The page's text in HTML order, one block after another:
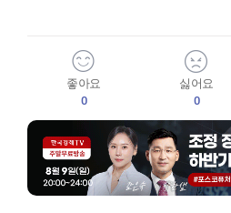
좋아요
0
싫어요
0